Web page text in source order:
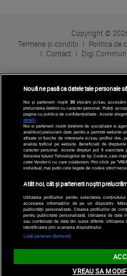
Copyright ©
Termene și condiții
Politica de
Contact
Digi
Nouă ne pasă ca datele tale personale
Noi și partenerii noștri 30stocăm și/sau accesăm
prelucrarea datelor cu caracter personal. Puteți
pagina cu politica de confidențialitate. Aceste
detalii
Noi si partenerii nostri (retelele de socializare si
analitice) prelucram date pentru a permite website-
afisate in functie de interesele si/sau profilul dvs.,
analiza traficul pe website. Beneficiati de
caracter personal. Aceste drepturi pot fi
folosirea tuturor Tehnologiilor de tip Cookie, care
catre Vendor-ii cu care colaboram. Prin click pe
individual, mai putin cele legate de cookie strict
Atât noi, cât și partenerii noștri
Utilizarea profilurilor pentru selectarea
accesarea informațiilor de pe un dispozitiv.
publicității personalizate. Crearea profilurilor de
pentru publicitate personalizată. Utilizarea de
sau combinații de date din surse diferite.
identificarea prin scanarea dispozitivului.
Listă parteneri (furnizori)
VREAU SA